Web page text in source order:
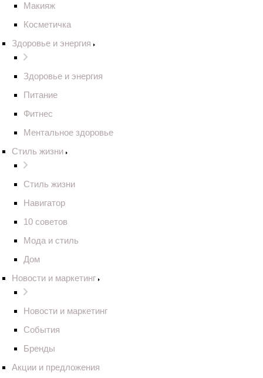
Макияж
Косметичка
Здоровье и энергия
Здоровье и энергия
Питание
Фитнес
Ментальное здоровье
Стиль жизни
Стиль жизни
Навигатор
10 советов
Мода и стиль
Дом
Новости и маркетинг
Новости и маркетинг
События
Бренды
Акции и предложения